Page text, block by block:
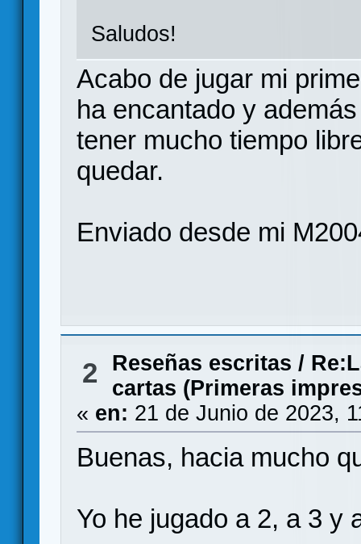
Saludos!
Acabo de jugar mi
ha encantado y
tener mucho tiempo
quedar.
Enviado desde mi
2 Reseñas escritas /
cartas (Primeras
« en: 21 de Junio de 2023,
Buenas, hacia mucho
Yo he jugado a 2, a 3 y